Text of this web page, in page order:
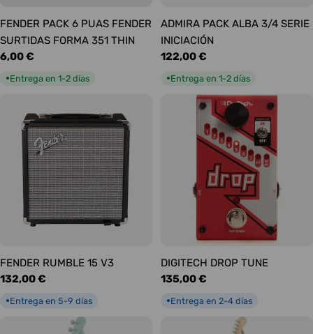
FENDER PACK 6 PUAS FENDER
SURTIDAS FORMA 351 THIN
Precio
6,00 €
●Entrega en 1-2 días
ADMIRA PACK ALBA 3/4 SERIE
INICIACIÓN
Precio
122,00 €
●Entrega en 1-2 días
FENDER RUMBLE 15 V3
Precio
132,00 €
●Entrega en 5-9 días
DIGITECH DROP TUNE
Precio
135,00 €
●Entrega en 2-4 días